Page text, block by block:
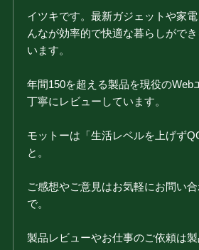
イツキです。最新ガジェットや家
んなが効率的で快適な暮らしがで
います。
年間150を超える製品を現役のWeb
丁寧にレビューしています。
モットーは「生活レベルを上げず
と。
ご感想やご意見はお気軽にお問い
で。
製品レビューやお仕事のご依頼は